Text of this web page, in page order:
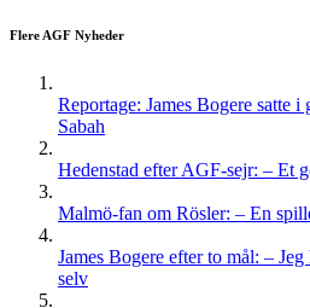
Flere AGF Nyheder
Reportage: James Bogere satte
Sabah
Hedenstad efter AGF-sejr: – Et
Malmö-fan om Rösler: – En
James Bogere efter to mål: –
selv